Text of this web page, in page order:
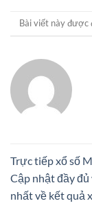
Bài viết này được
Trực tiếp xổ số
Cập nhật đầy đủ
nhất về kết quả